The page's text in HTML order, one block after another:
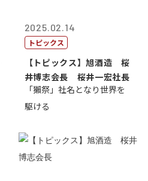
2025.02.14
トピックス
【トピックス】旭酒造 桜
井博志会長 桜井一宏社長
「獺祭」社名となり世界を
駆ける